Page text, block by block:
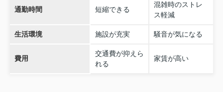
通勤時間 短縮できる
混雑時のストレ
ス軽減
生活環境 施設が充実 騒音が気になる
費用
交通費が抑えら
れる
家賃が高い